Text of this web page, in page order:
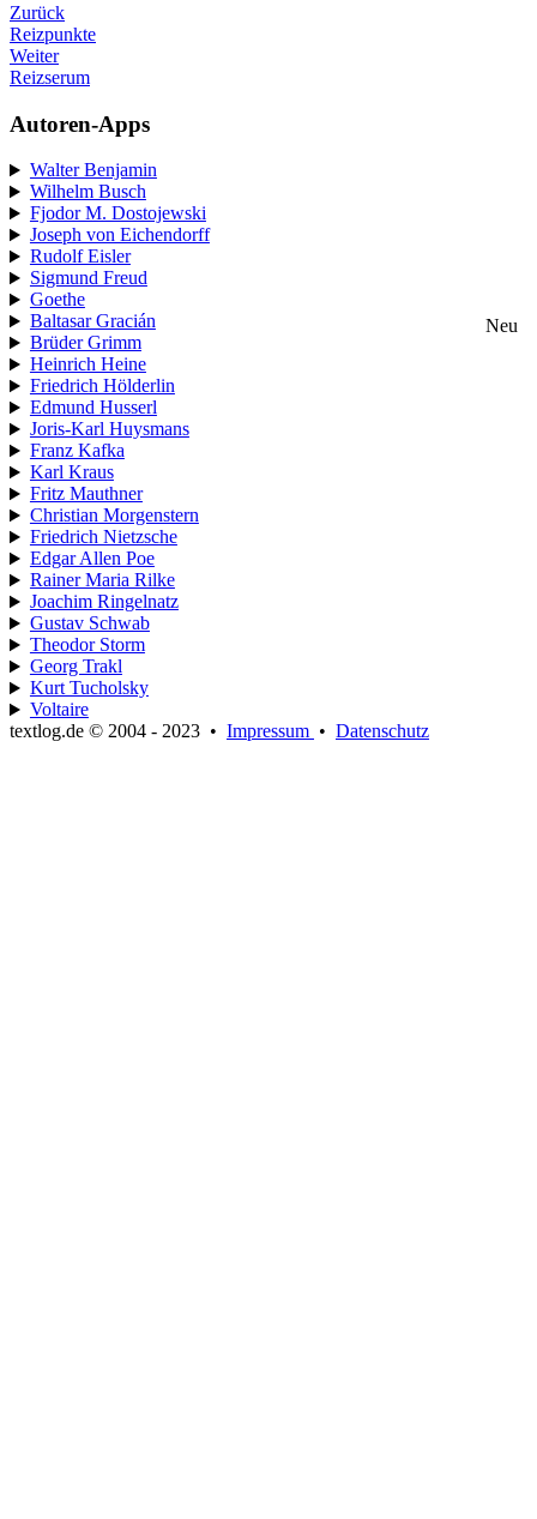
Zurück
Reizpunkte
Weiter
Reizserum
Autoren-Apps
Walter Benjamin
Wilhelm Busch
Fjodor M. Dostojewski
Joseph von Eichendorff
Rudolf Eisler
Sigmund Freud
Goethe
Baltasar Gracián
Neu
Brüder Grimm
Heinrich Heine
Friedrich Hölderlin
Edmund Husserl
Joris-Karl Huysmans
Franz Kafka
Karl Kraus
Fritz Mauthner
Christian Morgenstern
Friedrich Nietzsche
Edgar Allen Poe
Rainer Maria Rilke
Joachim Ringelnatz
Gustav Schwab
Theodor Storm
Georg Trakl
Kurt Tucholsky
Voltaire
textlog.de © 2004 - 2023 • Impressum • Datenschutz